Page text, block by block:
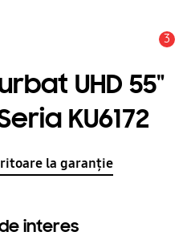
3
UHD 55"
KU6172
la garanție
interes